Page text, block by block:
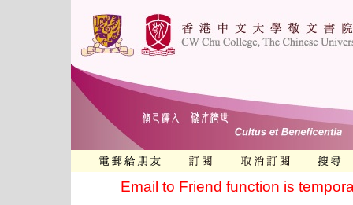
Email to Friend function is